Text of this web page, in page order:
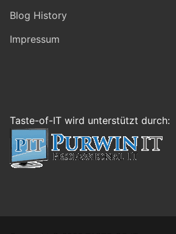
Blog History
Impressum
Taste-of-IT wird unterstützt durch: